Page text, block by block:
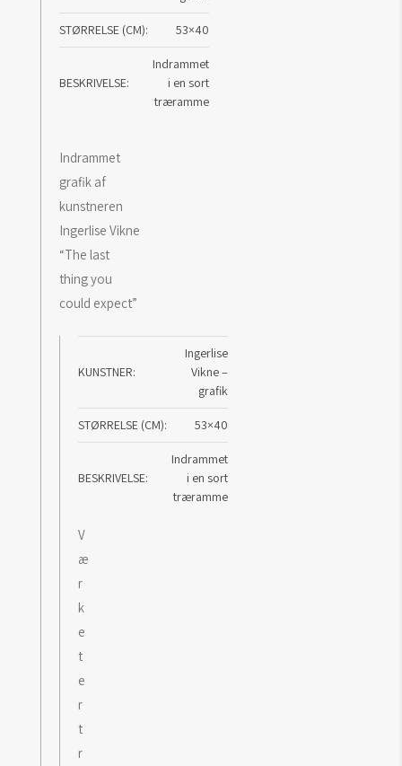
STØRRELSE (CM) 53×40
BESKRIVELSE
Indrammet
i en sort
træramme
Indrammet
grafik af
kunstneren
Ingerlise Vikne
“The last
thing you
could expect”
KUNSTNER
Ingerlise
Vikne –
grafik
STØRRELSE (CM) 53×40
BESKRIVELSE
Indrammet
i en sort
træramme
V
æ
r
k
e
t
e
r
t
r